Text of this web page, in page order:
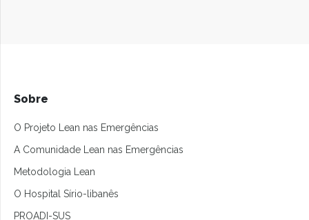
Sobre
O Projeto Lean nas Emergências
A Comunidade Lean nas Emergências
Metodologia Lean
O Hospital Sírio-libanês
PROADI-SUS